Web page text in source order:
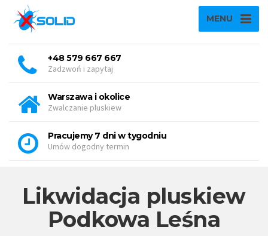
MENU
+48 579 667 667
Zadzwoń i zapytaj
Warszawa i okolice
Zwalczanie pluskiew
Pracujemy 7 dni w tygodniu
Umów dogodny termin
Likwidacja pluskiew
Podkowa Leśna